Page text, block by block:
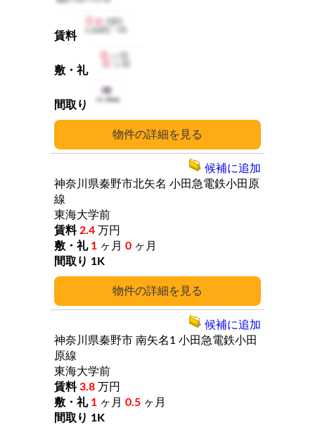
詳細
詳細
神奈川県秦野市北矢名 小田急電鉄小田原
線
東海大学前
2.4 万円
1 ヶ月 0 ヶ月
1K
候補に追加
神奈川県秦野市 南矢名1 小田急電鉄小田
原線
東海大学前
3.8 万円
1 ヶ月 0.5 ヶ月
1K
候補に追加